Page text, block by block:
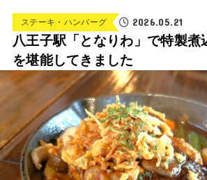
ステーキ・ハンバーグ 2026.05.21
八王子駅「となりわ」で特製煮
を堪能してきました